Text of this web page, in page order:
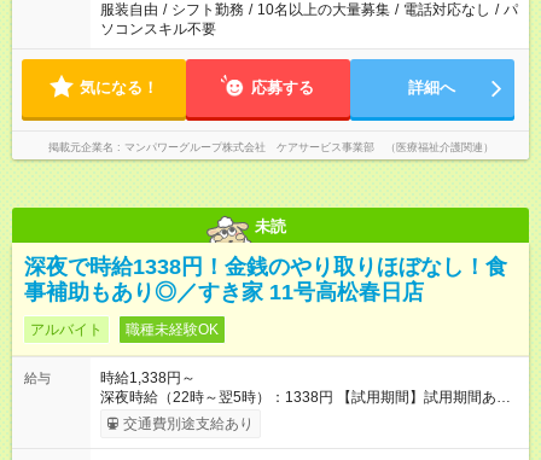
服装自由 / シフト勤務 / 10名以上の大量募集 / 電話対応なし / パ
ソコンスキル不要
気になる！ 応募する 詳細へ
掲載元企業名 マンパワーグループ株式会社 ケアサービス事業部 （医療福祉介護関連）
未読
深夜で時給1338円！金銭のやり取りほぼなし！食
事補助もあり◎／すき家 11号高松春日店
アルバイト 職種未経験OK
給与
時給1,338円～
深夜時給（22時～翌5時）：1338円 【試用期間】試用期間あり
試用期間の長さ：1ヶ月 雇用形態、給与は本採用時と同じです。
試用期間の実態は30日（※条件変更なし）ですが、切り上げで
交通費別途支給あり